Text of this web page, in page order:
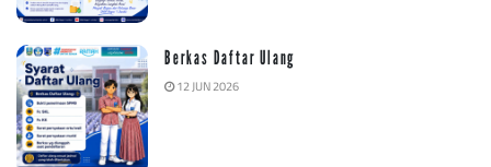
Berkas Daftar Ulang
12 JUN 2026